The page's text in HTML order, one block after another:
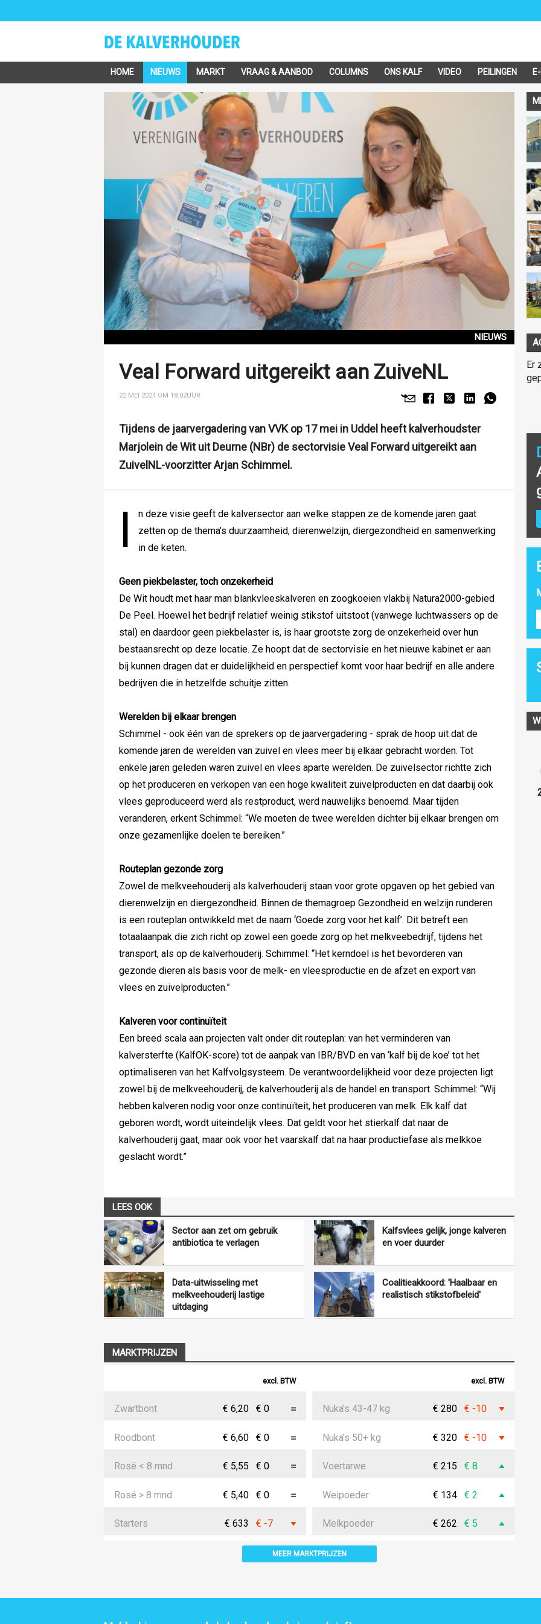
HOME NIEUWS MARKT VRAAG & AANBOD COLUMNS ONS KALF VIDEO PEILINGEN
NIEUWS
Veal Forward uitgereikt aan ZuiveNL
22 MEI 2024 OM 18:02UUR
Tijdens de jaarvergadering van VVK op 17 mei in Uddel heeft kalverhoudster
Marjolein de Wit uit Deurne (NBr) de sectorvisie Veal Forward uitgereikt aan
ZuivelNL-voorzitter Arjan Schimmel.
I
n deze visie geeft de kalversector aan welke stappen ze de komende jaren gaat
zetten op de thema’s duurzaamheid, dierenwelzijn, diergezondheid en samenwerking
in de keten.
Geen piekbelaster, toch onzekerheid
De Wit houdt met haar man blankvleeskalveren en zoogkoeien vlakbij Natura2000-gebied
De Peel. Hoewel het bedrijf relatief weinig stikstof uitstoot (vanwege luchtwassers op de
stal) en daardoor geen piekbelaster is, is haar grootste zorg de onzekerheid over hun
bestaansrecht op deze locatie. Ze hoopt dat de sectorvisie en het nieuwe kabinet er aan
bij kunnen dragen dat er duidelijkheid en perspectief komt voor haar bedrijf en alle andere
bedrijven die in hetzelfde schuitje zitten.
Werelden bij elkaar brengen
Schimmel - ook één van de sprekers op de jaarvergadering - sprak de hoop uit dat de
komende jaren de werelden van zuivel en vlees meer bij elkaar gebracht worden. Tot
enkele jaren geleden waren zuivel en vlees aparte werelden. De zuivelsector richtte zich
op het produceren en verkopen van een hoge kwaliteit zuivelproducten en dat daarbij ook
vlees geproduceerd werd als restproduct, werd nauwelijks benoemd. Maar tijden
veranderen, erkent Schimmel: “We moeten de twee werelden dichter bij elkaar brengen om
onze gezamenlijke doelen te bereiken.”
Routeplan gezonde zorg
Zowel de melkveehouderij als kalverhouderij staan voor grote opgaven op het gebied van
dierenwelzijn en diergezondheid. Binnen de themagroep Gezondheid en welzijn runderen
is een routeplan ontwikkeld met de naam ‘Goede zorg voor het kalf’. Dit betreft een
totaalaanpak die zich richt op zowel een goede zorg op het melkveebedrijf, tijdens het
transport, als op de kalverhouderij. Schimmel: “Het kerndoel is het bevorderen van
gezonde dieren als basis voor de melk- en vleesproductie en de afzet en export van
vlees en zuivelproducten.”
Kalveren voor continuïteit
Een breed scala aan projecten valt onder dit routeplan: van het verminderen van
kalversterfte (KalfOK-score) tot de aanpak van IBR/BVD en van ‘kalf bij de koe’ tot het
optimaliseren van het Kalfvolgsysteem. De verantwoordelijkheid voor deze projecten ligt
zowel bij de melkveehouderij, de kalverhouderij als de handel en transport. Schimmel: “Wij
hebben kalveren nodig voor onze continuïteit, het produceren van melk. Elk kalf dat
geboren wordt, wordt uiteindelijk vlees. Dat geldt voor het stierkalf dat naar de
kalverhouderij gaat, maar ook voor het vaarskalf dat na haar productiefase als melkkoe
geslacht wordt.”
LEES OOK
Sector aan zet om gebruik
antibiotica te verlagen
Kalfsvlees gelijk, jonge kalveren
en voer duurder
Data-uitwisseling met
melkveehouderij lastige
uitdaging
Coalitieakkoord: 'Haalbaar en
realistisch stikstofbeleid'
MARKTPRIJZEN
excl. BTW
Zwartbont € 6,20 € 0
Roodbont € 6,60 € 0
Rosé < 8 mnd € 5,55 € 0
Rosé > 8 mnd € 5,40 € 0
Starters € 633 € -7
excl. BTW
Nuka's 43-47 kg € 280 € -10
Nuka's 50+ kg € 320 € -10
Voertarwe € 215 € 8
Weipoeder € 134 € 2
Melkpoeder € 262 € 5
MEER MARKTPRIJZEN
Er